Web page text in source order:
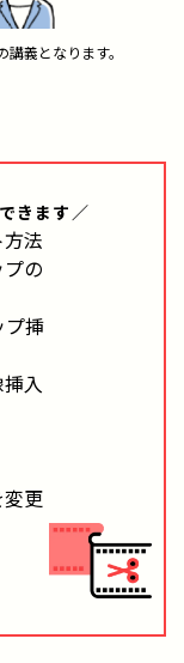
義となります。
きます／
法
の
プ挿
入
更